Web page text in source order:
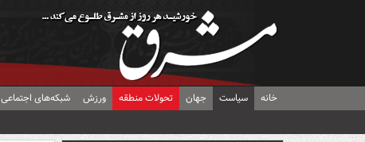
خانه سیاست جهان تحولات منطقه ورزش شبکه‌های اجتماعی